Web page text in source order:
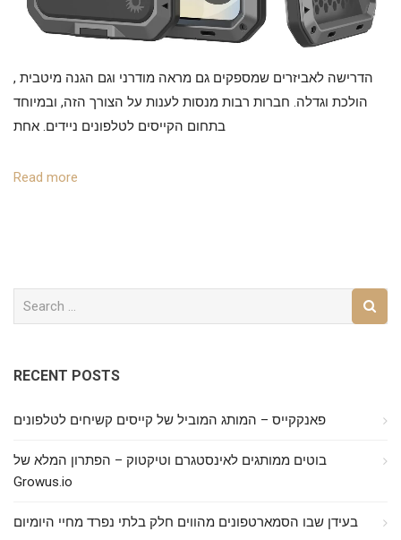
, הדרישה לאביזרים שמספקים גם מראה מודרני וגם הגנה מיטבית
הולכת וגדלה. חברות רבות מנסות לענות על הצורך הזה, ובמיוחד
בתחום הקייסים לטלפונים ניידים. אחת
Read more
RECENT POSTS
פאנקקייס – המותג המוביל של קייסים קשיחים לטלפונים
בוטים ממותגים לאינסטגרם וטיקטוק – הפתרון המלא של
Growus.io
בעידן שבו הסמארטפונים מהווים חלק בלתי נפרד מחיי היומיום